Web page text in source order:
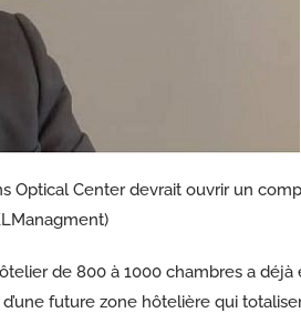
Optical Center devrait ouvrir un
de 800 à 1000 chambres a déjà
future zone hôtelière qui